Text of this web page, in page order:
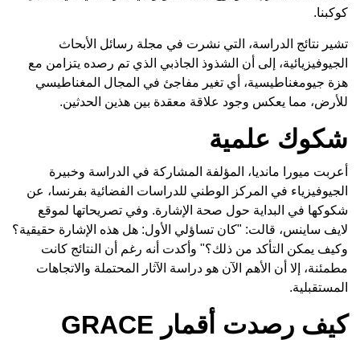
كوكبنا.
تشير نتائج الدراسة، التي نشرت في مجلة رسائل الأبحاث
الجيوفيزيائية، إلى أن الشذوذ الجاذبي الذي تم رصده يتزامن مع
هزة جيومغناطيسية، أي تغير مفاجئ في المجال المغناطيسي
للأرض، مما يعكس وجود علاقة معقدة بين هذين الحدثين.
شكوك علمية
أعربت ميورا مانديا، المؤلفة المشاركة في الدراسة وخبيرة
الجيوفيزياء في المركز الوطني للدراسات الفضائية بفرنسا، عن
شكوكها في البداية حول صحة الإشارة. وفي تصريحاتها لموقع
لايف ساينس، قالت: "كان تساؤلي الأول: هل هذه الإشارة حقيقية؟
وكيف يمكن التأكد من ذلك؟" وأكدت أنه رغم أن النتائج كانت
مطمئنة، إلا أن الأهم الآن هو دراسة الآثار المحتملة والاتجاهات
المستقبلية.
كيف رصدت أقمار GRACE